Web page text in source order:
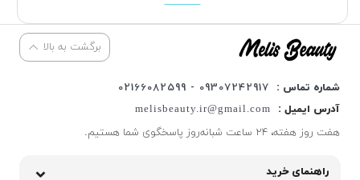
برگشت به بالا
شماره تماس :
09307242917 - 02166082599
آدرس ایمیل :
melisbeauty.ir@gmail.com
هفت روز هفته، ۲۴ ساعت شبانه‌روز پاسخگوی شما هستیم.
راهنمای خرید